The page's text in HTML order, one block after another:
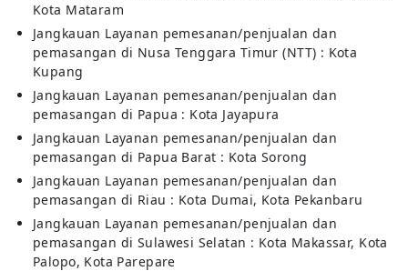
Kota Mataram
Jangkauan Layanan pemesanan/penjualan dan
pemasangan di Nusa Tenggara Timur (NTT) : Kota
Kupang
Jangkauan Layanan pemesanan/penjualan dan
pemasangan di Papua : Kota Jayapura
Jangkauan Layanan pemesanan/penjualan dan
pemasangan di Papua Barat : Kota Sorong
Jangkauan Layanan pemesanan/penjualan dan
pemasangan di Riau : Kota Dumai, Kota Pekanbaru
Jangkauan Layanan pemesanan/penjualan dan
pemasangan di Sulawesi Selatan : Kota Makassar, Kota
Palopo, Kota Parepare